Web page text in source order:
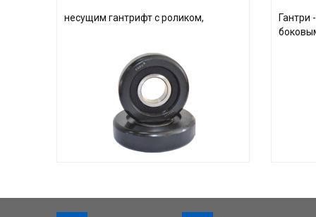
несущим гантрифт с роликом,
Гантри